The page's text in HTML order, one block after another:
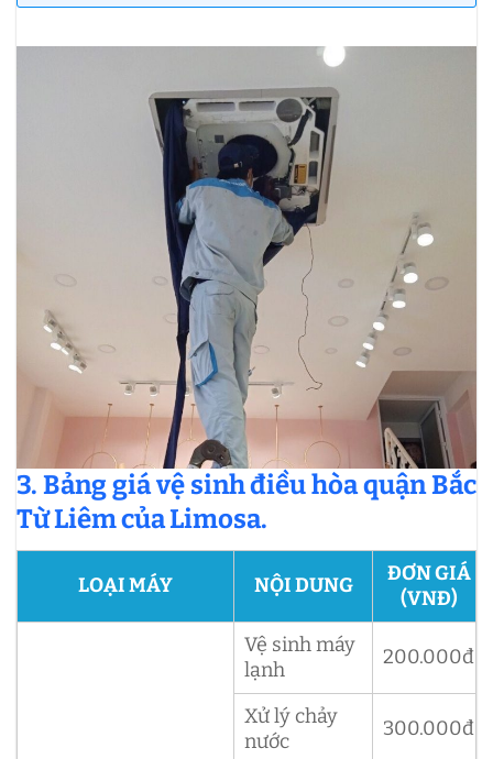
3. Bảng giá vệ sinh điều hòa quận Bắc
Từ Liêm của Limosa.
LOẠI MÁY NỘI DUNG
ĐƠN GIÁ
(VNĐ)
Vệ sinh máy
lạnh
200.000đ
Xử lý chảy
nước
300.000đ